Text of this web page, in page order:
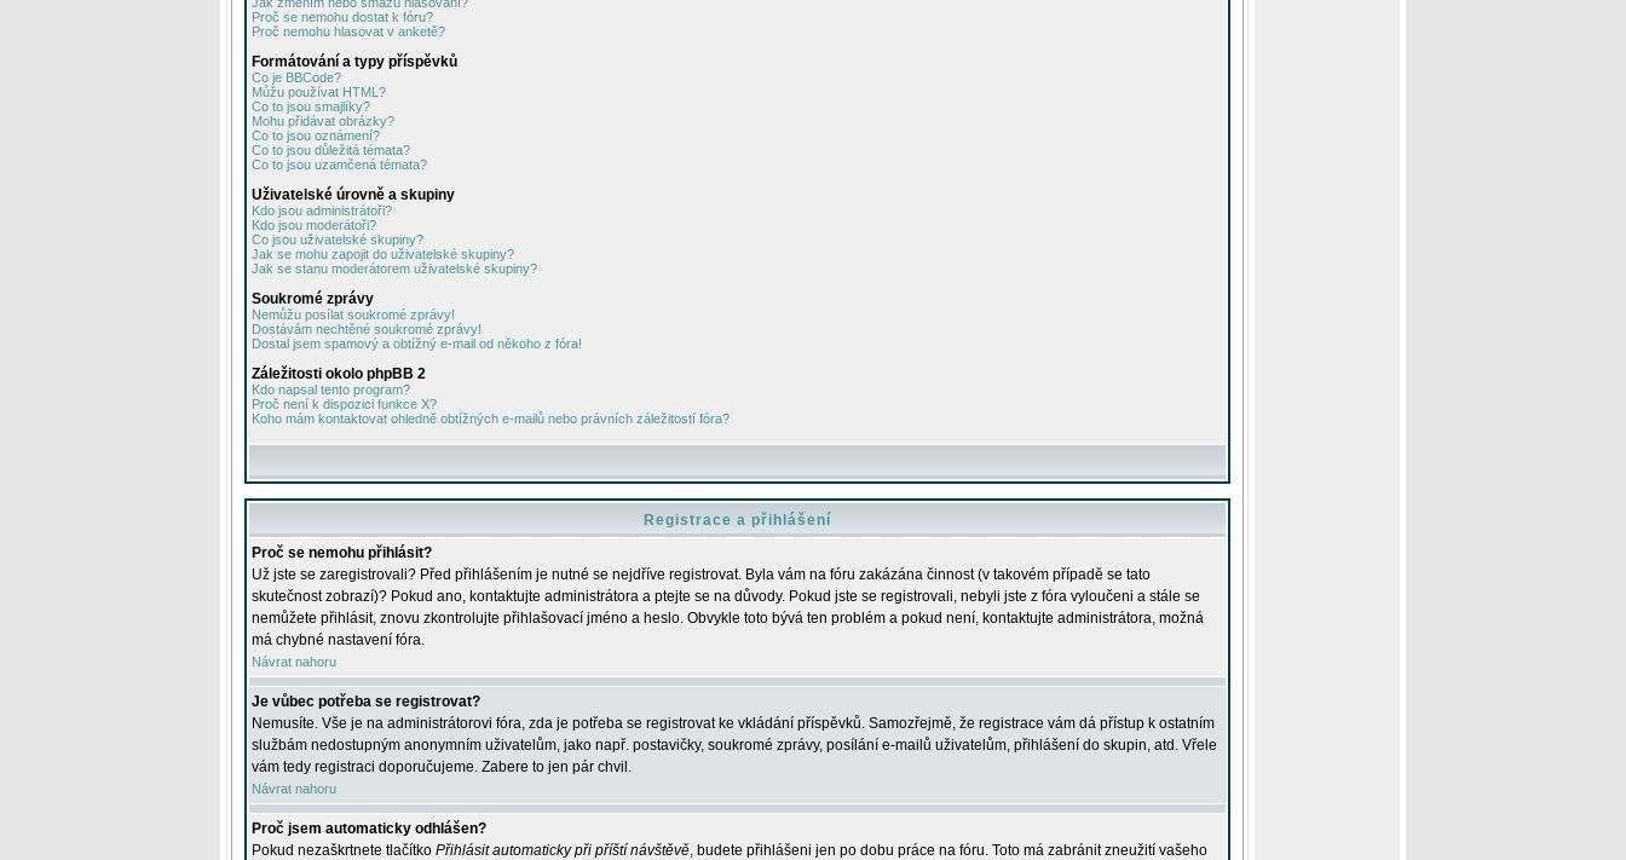
Proč se nemohu dostat k fóru?
Proč nemohu hlasovat v anketě?
Formátování a typy příspěvků
Co je BBCode?
Můžu používat HTML?
Co to jsou smajlíky?
Mohu přidávat obrázky?
Co to jsou oznámení?
Co to jsou důležitá témata?
Co to jsou uzamčená témata?
Uživatelské úrovně a skupiny
Kdo jsou administrátoři?
Kdo jsou moderátoři?
Co jsou uživatelské skupiny?
Jak se mohu zapojit do uživatelské skupiny?
Jak se stanu moderátorem uživatelské skupiny?
Soukromé zprávy
Nemůžu posílat soukromé zprávy!
Dostávám nechtěné soukromé zprávy!
Dostal jsem spamový a obtížný e-mail od někoho z fóra!
Záležitosti okolo phpBB 2
Kdo napsal tento program?
Proč není k dispozici funkce X?
Koho mám kontaktovat ohledně obtížných e-mailů nebo právních záležitostí fóra?
Registrace a přihlášení
Proč se nemohu přihlásit?
Už jste se zaregistrovali? Před přihlášením je nutné se nejdříve registrovat. Byla vám na fóru zakázána činnost (v takovém případě se tato
skutečnost zobrazí)? Pokud ano, kontaktujte administrátora a ptejte se na důvody. Pokud jste se registrovali, nebyli jste z fóra vyloučeni a stále se
nemůžete přihlásit, znovu zkontrolujte přihlašovací jméno a heslo. Obvykle toto bývá ten problém a pokud není, kontaktujte administrátora, možná
má chybné nastavení fóra.
Návrat nahoru
Je vůbec potřeba se registrovat?
Nemusíte. Vše je na administrátorovi fóra, zda je potřeba se registrovat ke vkládání příspěvků. Samozřejmě, že registrace vám dá přístup k ostatním
službám nedostupným anonymním uživatelům, jako např. postavičky, soukromé zprávy, posílání e-mailů uživatelům, přihlášení do skupin, atd. Vřele
vám tedy registraci doporučujeme. Zabere to jen pár chvil.
Návrat nahoru
Proč jsem automaticky odhlášen?
Pokud nezaškrtnete tlačítko Přihlásit automaticky při příští návštěvě, budete přihlášeni jen po dobu práce na fóru. Toto má zabránit zneužití vašeho